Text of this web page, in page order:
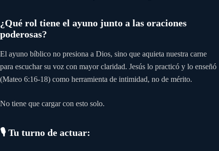
¿Qué rol tiene el ayuno junto a las oraciones
poderosas?
El ayuno bíblico no presiona a Dios, sino que aquieta nuestra carne
para escuchar su voz con mayor claridad. Jesús lo practicó y lo enseñó
(Mateo 6:16-18) como herramienta de intimidad, no de mérito.
No tiene que cargar con esto solo.
🎙️ Tu turno de actuar: